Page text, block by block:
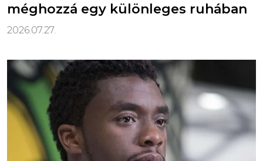
méghozzá egy különleges ruhában
2026.07.27.